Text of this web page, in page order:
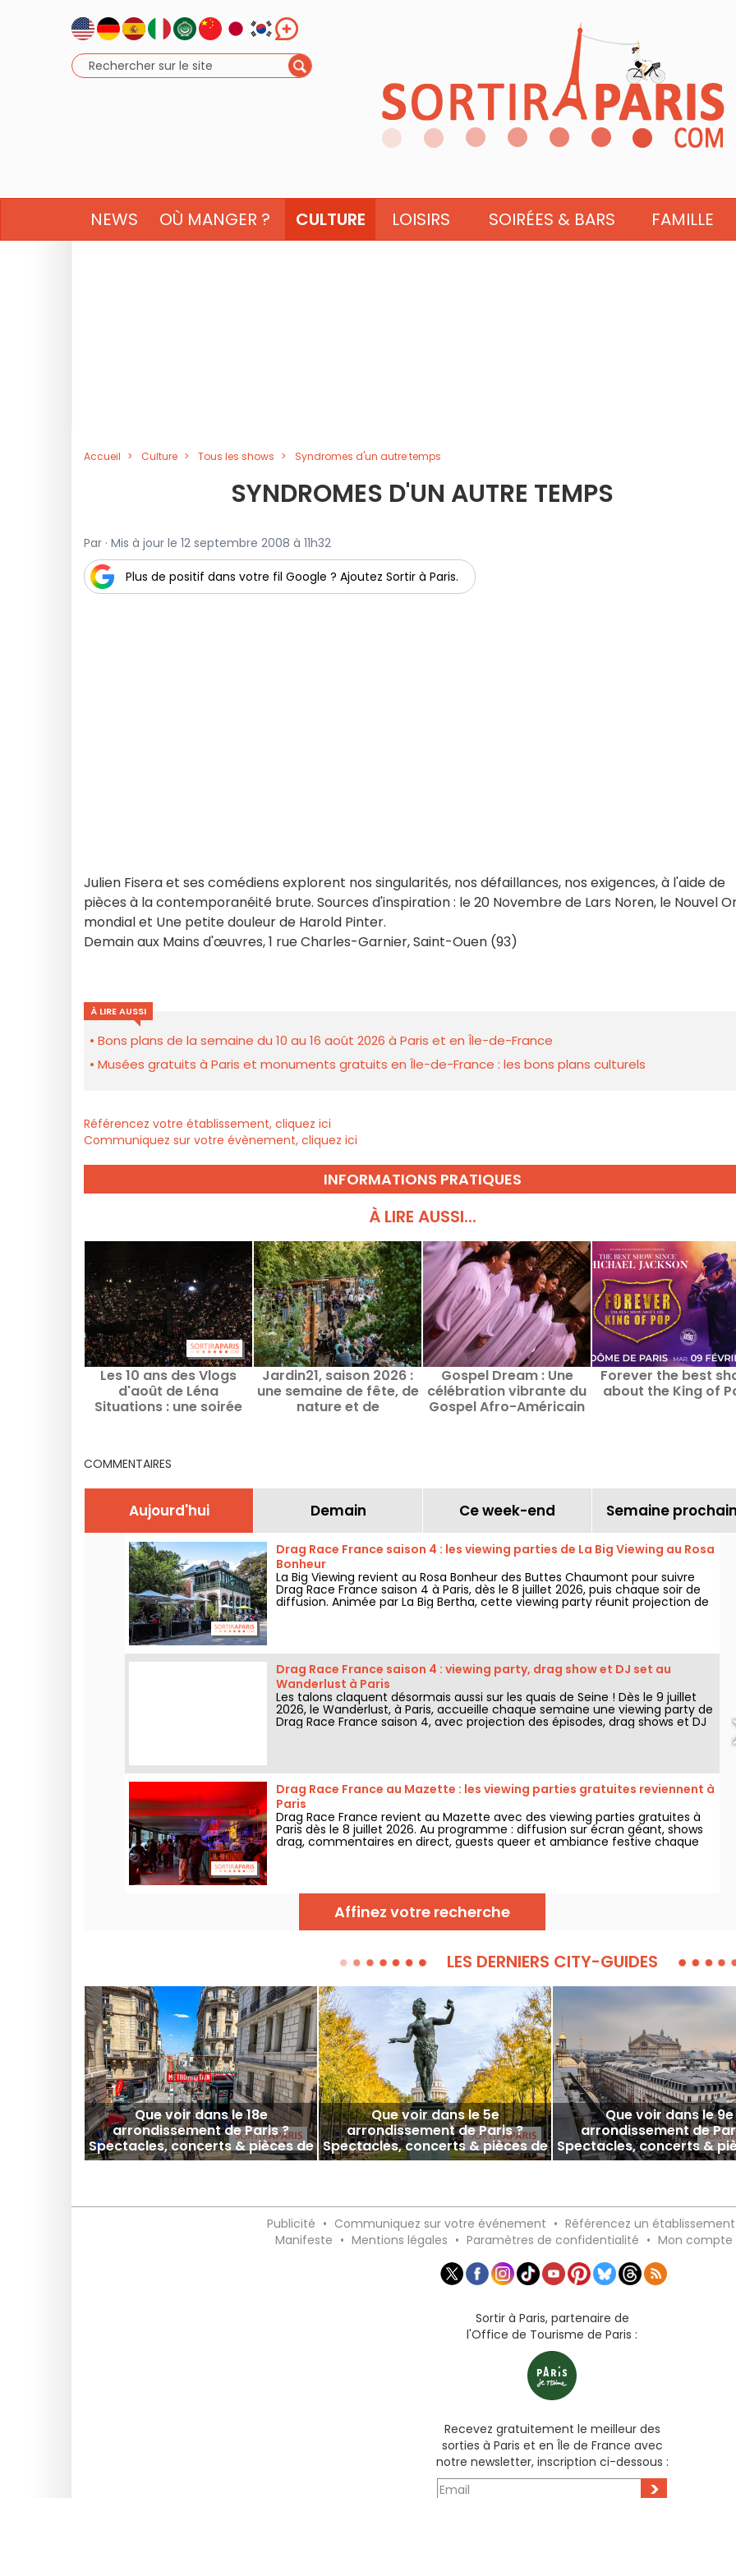
NEWS OÙ MANGER ? CULTURE LOISIRS SOIRÉES & BARS FAMILLE
Accueil Culture Tous les shows Syndromes d'un autre temps
SYNDROMES D'UN AUTRE TEMPS
Par · Mis à jour le 12 septembre 2008 à 11h32
Plus de positif dans votre fil Google ? Ajoutez Sortir à Paris.
Julien Fisera et ses comédiens explorent nos singularités, nos défaillances, nos exigences, à l'aide de
pièces à la contemporanéité brute. Sources d'inspiration : le 20 Novembre de Lars Noren, le Nouvel
mondial et Une petite douleur de Harold Pinter.
Demain aux Mains d'œuvres, 1 rue Charles-Garnier, Saint-Ouen (93)
À LIRE AUSSI
Bons plans de la semaine du 10 au 16 août 2026 à Paris et en Île-de-France
Musées gratuits à Paris et monuments gratuits en Île-de-France : les bons plans culturels
Référencez votre établissement, cliquez ici
Communiquez sur votre évènement, cliquez ici
INFORMATIONS PRATIQUES
À LIRE AUSSI...
Les 10 ans des Vlogs
d'août de Léna
Situations : une soirée
Jardin21, saison 2026 :
une semaine de fête, de
nature et de
Gospel Dream : Une
célébration vibrante du
Gospel Afro-Américain
Forever the best
about the King of
COMMENTAIRES
Aujourd'hui Demain Ce week-end Semaine
Drag Race France saison 4 : les viewing parties de La Big Viewing au Rosa
Bonheur
La Big Viewing revient au Rosa Bonheur des Buttes Chaumont pour suivre
Drag Race France saison 4 à Paris, dès le 8 juillet 2026, puis chaque soir de
diffusion. Animée par La Big Bertha, cette viewing party réunit projection de
Drag Race France saison 4 : viewing party, drag show et DJ set au
Wanderlust à Paris
Les talons claquent désormais aussi sur les quais de Seine ! Dès le 9 juillet
2026, le Wanderlust, à Paris, accueille chaque semaine une viewing party de
Drag Race France saison 4, avec projection des épisodes, drag shows et DJ
Drag Race France au Mazette : les viewing parties gratuites reviennent à
Paris
Drag Race France revient au Mazette avec des viewing parties gratuites à
Paris dès le 8 juillet 2026. Au programme : diffusion sur écran géant, shows
drag, commentaires en direct, guests queer et ambiance festive chaque
Affinez votre recherche
LES DERNIERS CITY-GUIDES
Que voir dans le 18e
arrondissement de Paris ?
Spectacles, concerts & pièces de
théâtre du moment !
Que voir dans le 5e
arrondissement de Paris ?
Spectacles, concerts & pièces de
théâtre du moment !
Que voir dans le 9e
arrondissement de
Spectacles, concerts &
théâtre du moment
Publicité • Communiquez sur votre événement • Référencez un établissement
Manifeste • Mentions légales • Paramètres de confidentialité • Mon compte
Sortir à Paris, partenaire de
l'Office de Tourisme de Paris :
Recevez gratuitement le meilleur des
sorties à Paris et en Île de France avec
notre newsletter, inscription ci-dessous :
>